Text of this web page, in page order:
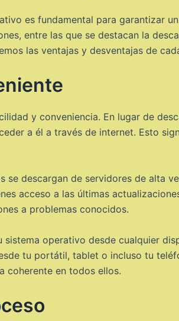
es fundamental para garantizar
entre las que se destacan la
las ventajas y desventajas de
y conveniencia. En lugar de
a él a través de internet. Esto
se descargan de servidores de alta
acceso a las últimas
a problemas conocidos.
operativo desde cualquier
tu portátil, tablet o incluso tu
coherente en todos ellos.